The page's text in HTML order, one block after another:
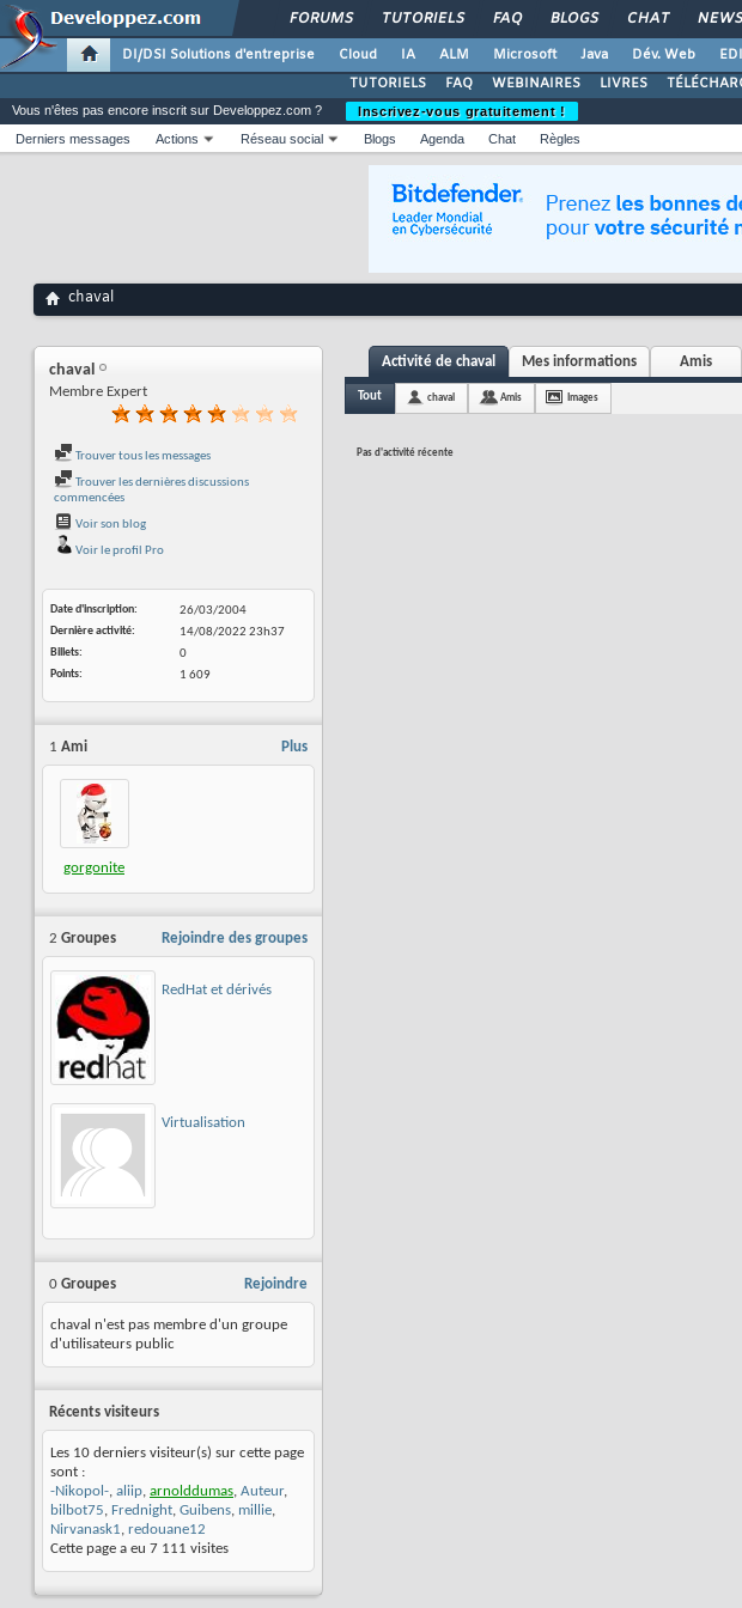
FORUMS TUTORIELS FAQ BLOGS CHAT
DI/DSI Solutions d'entreprise Cloud IA ALM Microsoft Java Dév. Web EDI
TUTORIELS
FAQ WEBINAIRES LIVRES
Vous n'êtes pas encore inscrit sur Developpez.com ?
Inscrivez-vous gratuitement !
Derniers messages
Actions Réseau social Blogs Agenda Chat Règles
chaval
chaval
Membre Expert
Trouver tous les messages
Trouver les dernières discussions
commencées
Voir son blog
Voir le profil Pro
Date d'inscription
26/03/2004
Dernière activité
14/08/2022 23h37
Billets
0
Points
1 609
Plus
1 Ami
gorgonite
Rejoindre des groupes
2 Groupes
RedHat et dérivés
Virtualisation
Rejoindre
0 Groupes
chaval n'est pas membre d'un groupe
d'utilisateurs public
Récents visiteurs
Les 10 derniers visiteur(s) sur cette page
sont :
-Nikopol-, aliip, arnolddumas, Auteur,
bilbot75, Frednight, Guibens, millie,
Nirvanask1, redouane12
Cette page a eu 7 111 visites
Activité de chaval Mes informations Amis
Tout chaval Amis Images
Pas d'activité récente